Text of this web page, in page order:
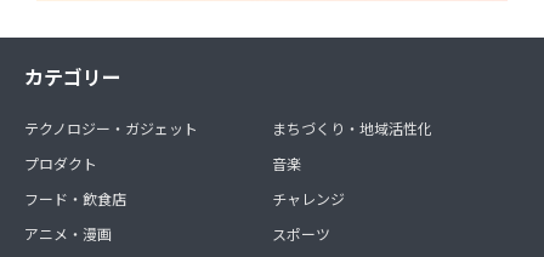
カテゴリー
テクノロジー・ガジェット
プロダクト
フード・飲食店
アニメ・漫画
まちづくり・地域活性化
音楽
チャレンジ
スポーツ